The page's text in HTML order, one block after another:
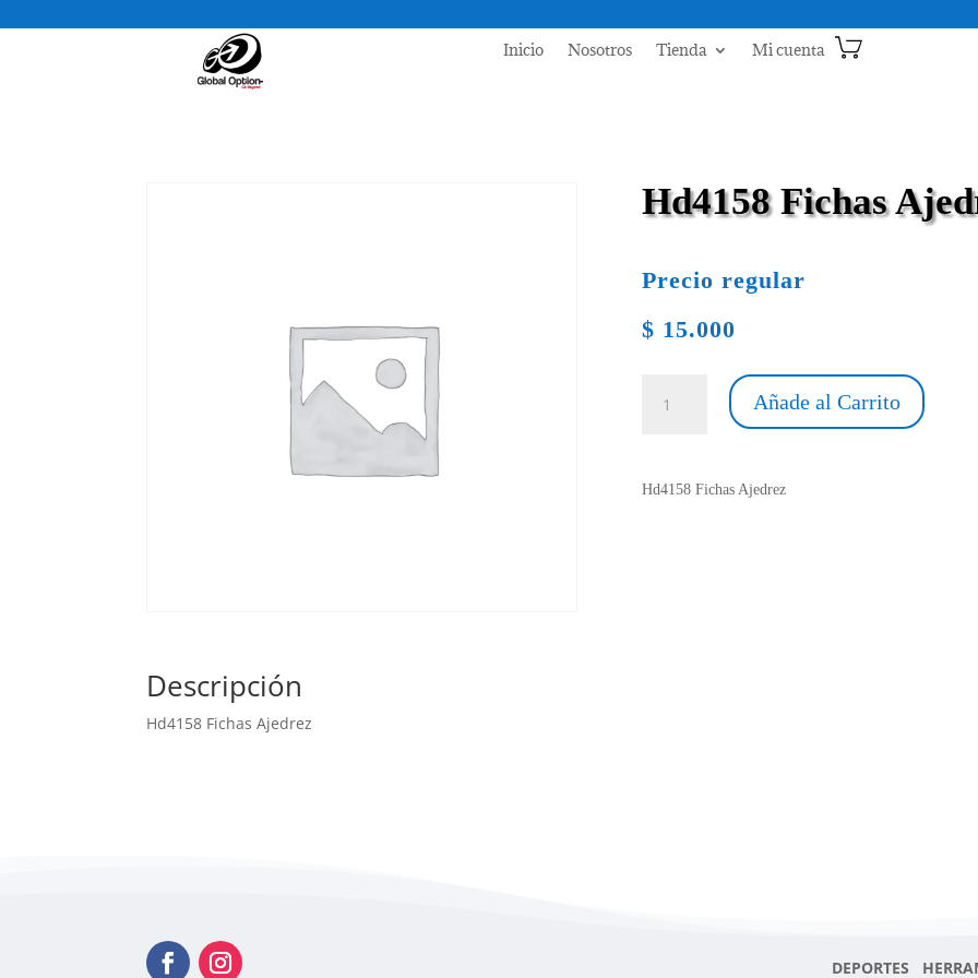
Inicio Nosotros Tienda Mi cuenta
Hd4158 Fichas
Precio regular
$ 15.000
Fichas
Añade al Carrito
Hd4158 Fichas Ajedrez
Descripción
Hd4158 Fichas Ajedrez
DEPORTES